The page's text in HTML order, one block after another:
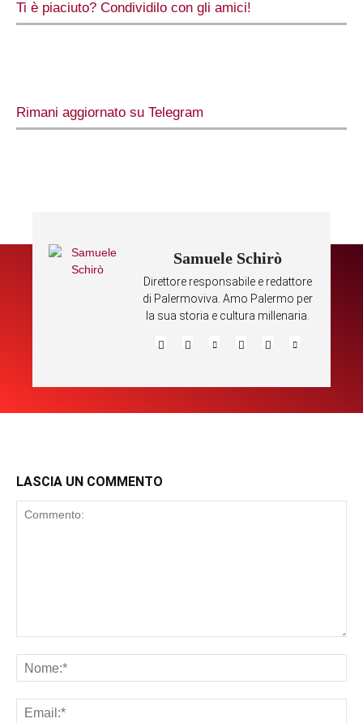
Ti è piaciuto? Condividilo con gli amici!
Rimani aggiornato su Telegram
Samuele Schirò
Direttore responsabile e redattore
di Palermoviva. Amo Palermo per
la sua storia e cultura millenaria.
LASCIA UN COMMENTO